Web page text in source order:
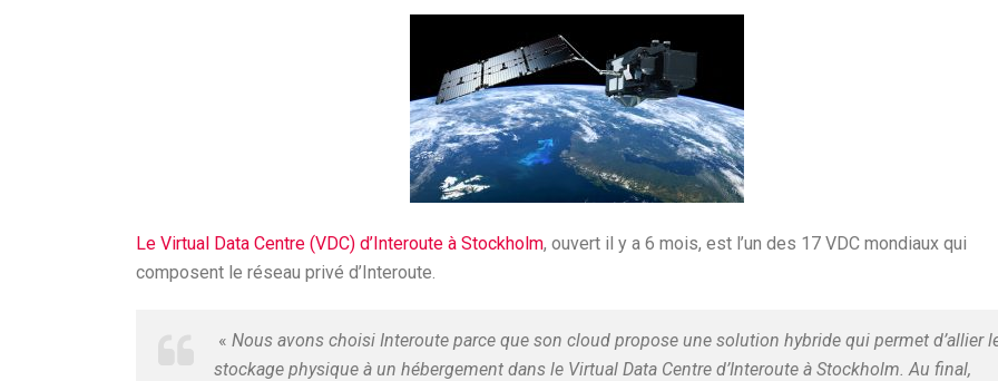
Le Virtual Data Centre (VDC) d’Interoute à Stockholm, ouvert il y a 6 mois, est l’un des 17 VDC mondiaux qui
composent le réseau privé d’Interoute.
« Nous avons choisi Interoute parce que son cloud propose une solution hybride qui permet d’allier
stockage physique à un hébergement dans le Virtual Data Centre d’Interoute à Stockholm. Au final,